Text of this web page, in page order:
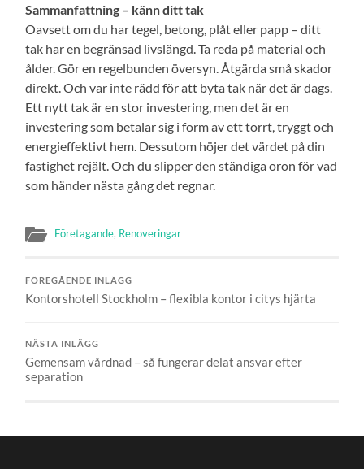
Sammanfattning – känn ditt tak
Oavsett om du har tegel, betong, plåt eller papp – ditt
tak har en begränsad livslängd. Ta reda på material och
ålder. Gör en regelbunden översyn. Åtgärda små skador
direkt. Och var inte rädd för att byta tak när det är dags.
Ett nytt tak är en stor investering, men det är en
investering som betalar sig i form av ett torrt, tryggt och
energieffektivt hem. Dessutom höjer det värdet på din
fastighet rejält. Och du slipper den ständiga oron för vad
som händer nästa gång det regnar.
Företagande, Renoveringar
FÖREGÅENDE INLÄGG
Kontorshotell Stockholm – flexibla kontor i citys hjärta
NÄSTA INLÄGG
Gemensam vårdnad – så fungerar delat ansvar efter
separation